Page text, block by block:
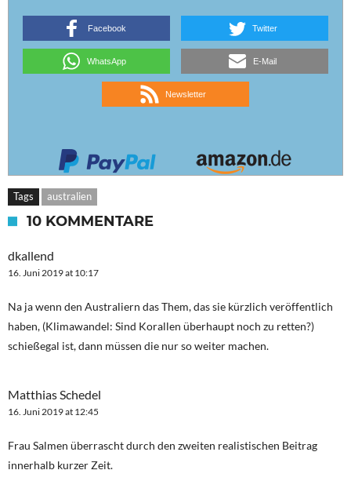
Facebook Twitter
WhatsApp E-Mail
Newsletter
Tags australien
10 KOMMENTARE
dkallend
16. Juni 2019 at 10:17
Na ja wenn den Australiern das Them, das sie kürzlich veröffentlich
haben, (Klimawandel: Sind Korallen überhaupt noch zu retten?)
schießegal ist, dann müssen die nur so weiter machen.
Matthias Schedel
16. Juni 2019 at 12:45
Frau Salmen überrascht durch den zweiten realistischen Beitrag
innerhalb kurzer Zeit.